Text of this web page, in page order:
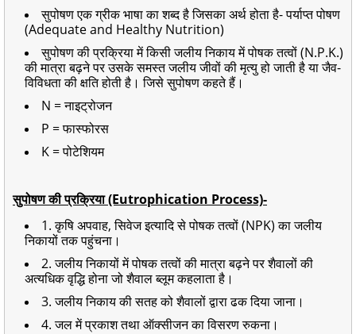
सुपोषण एक ग्रीक भाषा का शब्द है जिसका अर्थ होता है- पर्याप्त पोषण
(Adequate and Healthy Nutrition)
सुपोषण की प्रक्रिया में किसी जलीय निकाय में पोषक तत्वों (N.P.K.)
की मात्रा बढ़ने पर उसके समस्त जलीय जीवों की मृत्यु हो जाती है या जैव-
विविधता की क्षति होती है। जिसे सुपोषण कहते हैं।
N = नाइट्रोजन
P = फास्फोरस
K = पोटेशियम
सुपोषण की प्रक्रिया (Eutrophication Process)-
1. कृषि अपवाह, सिवेज इत्यादि से पोषक तत्वों (NPK) का जलीय
निकायों तक पहुंचना।
2. जलीय निकायों में पोषक तत्वों की मात्रा बढ़ने पर शैवालों की
अत्यधिक वृद्धि होना जो शैवाल ब्लूम कहलाता है।
3. जलीय निकाय की सतह को शैवालों द्वारा ढक दिया जाना।
4. जल में प्रकाश तथा ऑक्सीजन का विसरण रुकना।